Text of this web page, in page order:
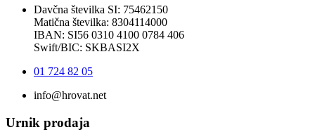
Davčna številka SI: 75462150
Matična številka: 8304114000
IBAN: SI56 0310 4100 0784 406
Swift/BIC: SKBASI2X
01 724 82 05
info@hrovat.net
Urnik prodaja